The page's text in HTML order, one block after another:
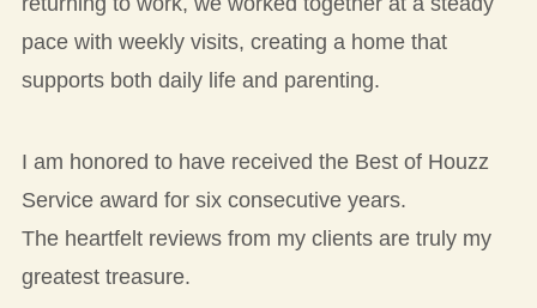
pace with weekly visits, creating a home that
supports both daily life and parenting.
I am honored to have received the Best of Houzz
Service award for six consecutive years.
The heartfelt reviews from my clients are truly my
greatest treasure.